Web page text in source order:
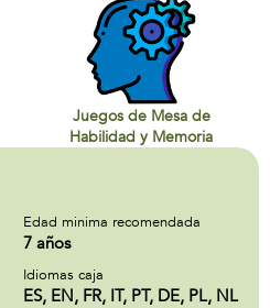
Juegos de Mesa de
Habilidad y Memoria
Edad minima recomendada
7 años
Idiomas caja
ES, EN, FR, IT, PT, DE, PL, NL